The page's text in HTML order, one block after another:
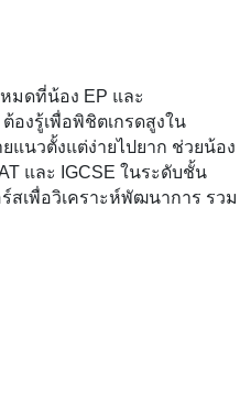
มดที่น้อง EP และ
องรู้เพื่อพิชิตเกรดสูงใน
แนวตั้งแต่ง่ายไปยาก ช่วยน้อง
และ IGCSE ในระดับชั้น
สเพื่อวิเคราะห์พัฒนาการ รวม